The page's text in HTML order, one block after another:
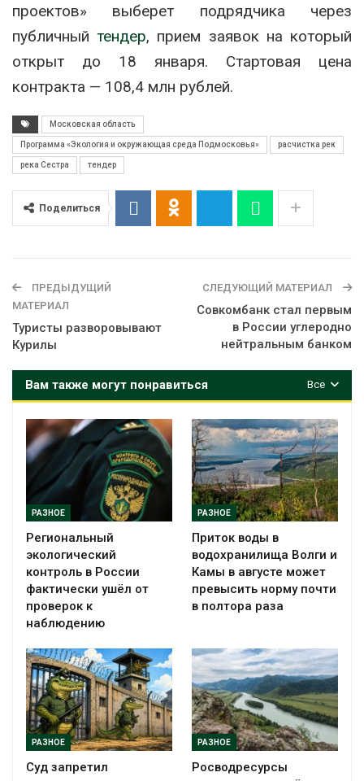
проектов» выберет подрядчика через
публичныйтендер, прием заявок на который
открыт до 18 января. Стартовая цена
контракта — 108,4 млн рублей.
Московская область
Программа «Экология и окружающая среда Подмосковья» расчистка рек
река Сестра тендер
Поделиться
ПРЕДЫДУЩИЙ
МАТЕРИАЛ
Туристы разворовывают
Курилы
СЛЕДУЮЩИЙ МАТЕРИАЛ
Совкомбанк стал первым
в России углеродно
нейтральным банком
Все
Вам также могут понравиться
РАЗНОЕ
Региональный
экологический
контроль в России
фактически ушёл от
проверок к
наблюдению
РАЗНОЕ
Приток воды в
водохранилища Волги и
Камы в августе может
превысить норму почти
в полтора раза
РАЗНОЕ
Суд запретил
РАЗНОЕ
Росводресурсы